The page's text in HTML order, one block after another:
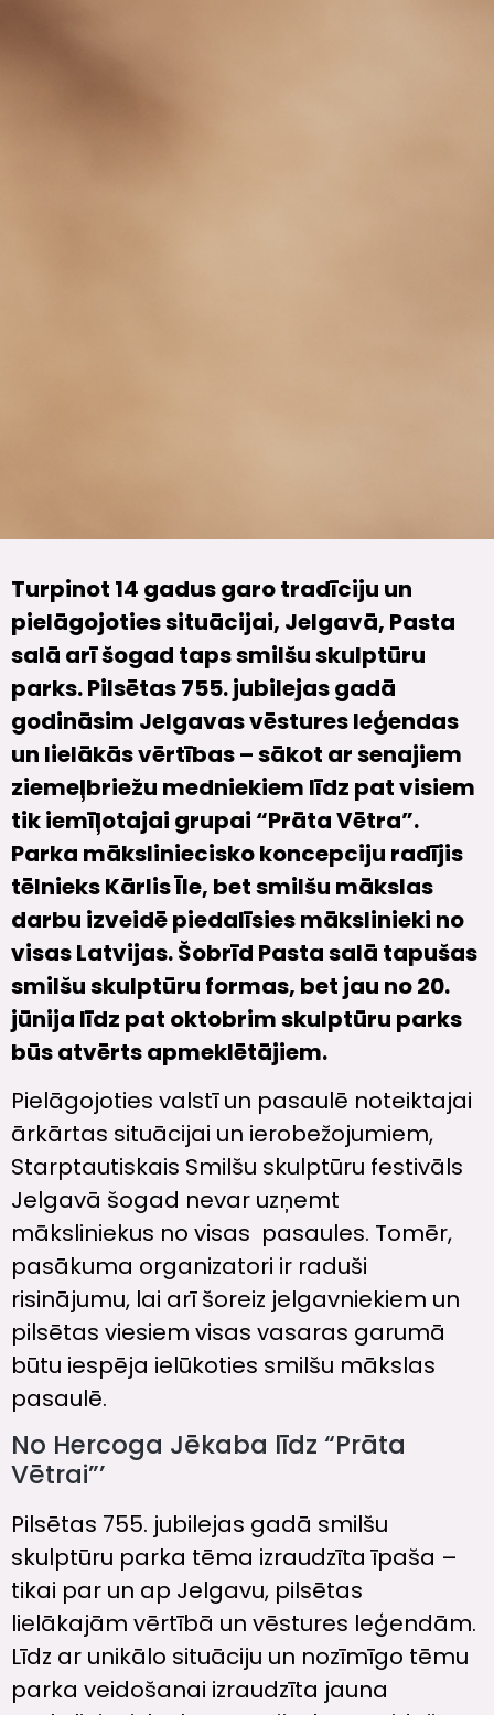
Turpinot 14 gadus garo tradīciju un
pielāgojoties situācijai, Jelgavā, Pasta
salā arī šogad taps smilšu skulptūru
parks. Pilsētas 755. jubilejas gadā
godināsim Jelgavas vēstures leģendas
un lielākās vērtības – sākot ar senajiem
ziemeļbriežu medniekiem līdz pat visiem
tik iemīļotajai grupai “Prāta Vētra”.
Parka māksliniecisko koncepciju radījis
tēlnieks Kārlis Īle, bet smilšu mākslas
darbu izveidē piedalīsies mākslinieki no
visas Latvijas. Šobrīd Pasta salā tapušas
smilšu skulptūru formas, bet jau no 20.
jūnija līdz pat oktobrim skulptūru parks
būs atvērts apmeklētājiem.
Pielāgojoties valstī un pasaulē noteiktajai
ārkārtas situācijai un ierobežojumiem,
Starptautiskais Smilšu skulptūru festivāls
Jelgavā šogad nevar uzņemt
māksliniekus no visas pasaules. Tomēr,
pasākuma organizatori ir raduši
risinājumu, lai arī šoreiz jelgavniekiem un
pilsētas viesiem visas vasaras garumā
būtu iespēja ielūkoties smilšu mākslas
pasaulē.
No Hercoga Jēkaba līdz “Prāta
Vētrai”’
Pilsētas 755. jubilejas gadā smilšu
skulptūru parka tēma izraudzīta īpaša –
tikai par un ap Jelgavu, pilsētas
lielākajām vērtībā un vēstures leģendām.
Līdz ar unikālo situāciju un nozīmīgo tēmu
parka veidošanai izraudzīta jauna